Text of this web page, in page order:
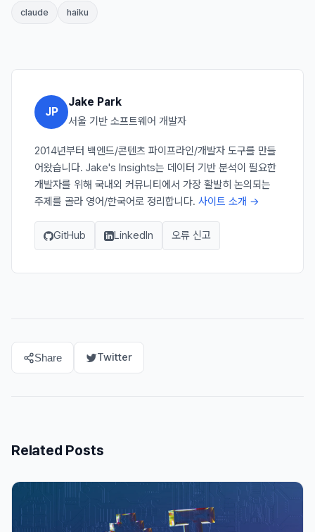
claude haiku
JP
Jake Park
서울 기반 소프트웨어 개발자
2014년부터 백엔드/콘텐츠 파이프라인/개발자 도구를 만들
어왔습니다. Jake's Insights는 데이터 기반 분석이 필요한
개발자를 위해 국내외 커뮤니티에서 가장 활발히 논의되는
주제를 골라 영어/한국어로 정리합니다. 사이트 소개 →
GitHub LinkedIn 오류 신고
Share Twitter
Related Posts